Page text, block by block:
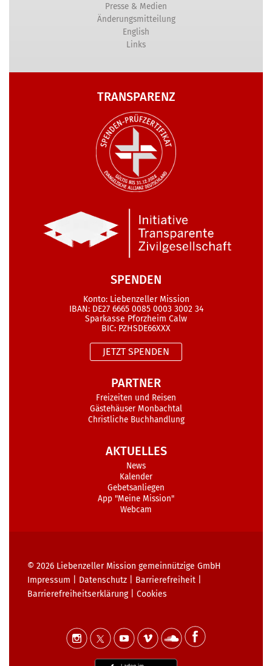
Presse & Medien
Änderungsmitteilung
English
Links
TRANSPARENZ
SPENDEN
Konto: Liebenzeller Mission
IBAN: DE27 6665 0085 0003 3002 34
Sparkasse Pforzheim Calw
BIC: PZHSDE66XXX
JETZT SPENDEN
PARTNER
Freizeiten und Reisen
Gästehäuser Monbachtal
Christliche Buchhandlung
AKTUELLES
News
Kalender
Gebetsanliegen
App "Meine Mission"
Webcam
© 2026 Liebenzeller Mission gemeinnützige GmbH
Impressum
Datenschutz Barrierefreiheit
Barrierefreiheits­erklärung| Cookies